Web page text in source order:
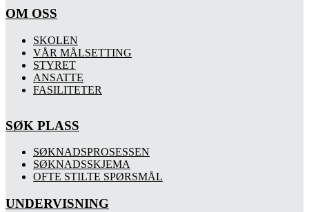
OM OSS
SKOLEN
VÅR MÅLSETTING
STYRET
ANSATTE
FASILITETER
SØK PLASS
SØKNADSPROSESSEN
SØKNADSSKJEMA
OFTE STILTE SPØRSMÅL
UNDERVISNING